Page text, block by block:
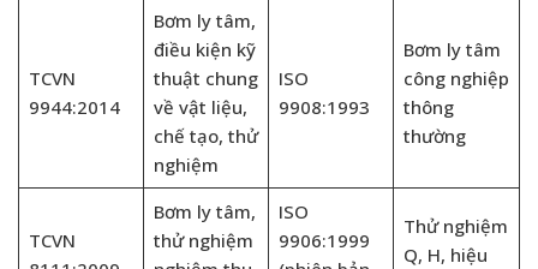
TCVN
9944:2014
Bơm ly tâm,
điều kiện kỹ
thuật chung
về vật liệu,
chế tạo, thử
nghiệm
ISO
9908:1993
Bơm ly tâm
công nghiệp
thông
thường
TCVN
Bơm ly tâm,
thử nghiệm
ISO
9906:1999
Thử nghiệm
Q, H, hiệu